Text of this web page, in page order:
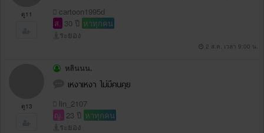
ดู11
cartoon1995d
ส. 30 ปี หาทุกคน
ระยอง
2 ส.ค. เวลา 9:00 น.
ดู13
หลินนน.
เหงาเหงา ไม่มีคนคุย
lin_2107
ญ. 23 ปี หาทุกคน
ระยอง